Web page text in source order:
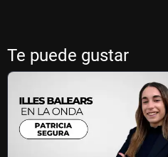
Te puede gustar